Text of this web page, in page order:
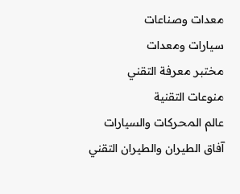
معدات وصناعات
سيارات ومعدات
مختبر معرفة التقني
منوعات التقنية
عالم المحركات والسيارات
آفاق الطيران والطيران التقني